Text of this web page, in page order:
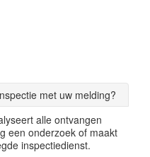
met uw melding?
alle ontvangen
een onderzoek of maakt
inspectiedienst.